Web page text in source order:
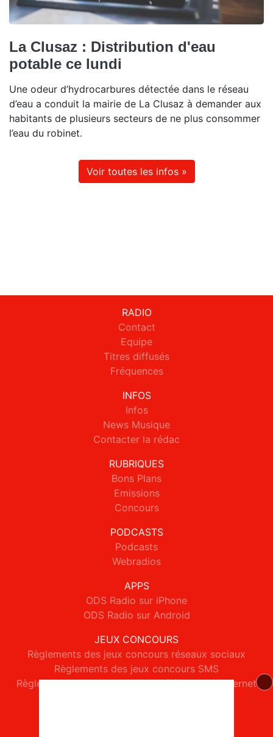
La Clusaz : Distribution d'eau
potable ce lundi
Une odeur d’hydrocarbures détectée dans le réseau
d’eau a conduit la mairie de La Clusaz à demander aux
habitants de plusieurs secteurs de ne plus consommer
l’eau du robinet.
Voir toutes les infos »
RADIO
Contact
Equipe
Titres diffusés
Fréquences
INFOS
Infos
News Musique
Contacter la rédac
RUBRIQUES
Bons Plans
Emissions
Concours
PODCASTS
Podcasts
Webradios
APPS
ODS Radio sur iPhone
ODS Radio sur Android
JEUX CONCOURS
Règlements des jeux concours réseaux sociaux
Règlements des jeux concours SMS
Règlements des jeux concours téléphone et internet